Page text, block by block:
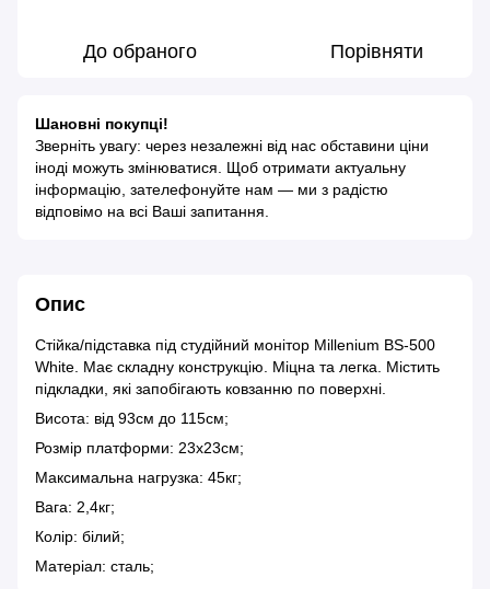
До обраного Порівняти
Шановні покупці!
Зверніть увагу: через незалежні від нас обставини ціни
іноді можуть змінюватися. Щоб отримати актуальну
інформацію, зателефонуйте нам — ми з радістю
відповімо на всі Ваші запитання.
Опис
Стійка/підставка під студійний монітор Millenium BS-500
White. Має складну конструкцію. Міцна та легка. Містить
підкладки, які запобігають ковзанню по поверхні.
Висота: від 93см до 115см;
Розмір платформи: 23х23см;
Максимальна нагрузка: 45кг;
Вага: 2,4кг;
Колір: білий;
Матеріал: сталь;